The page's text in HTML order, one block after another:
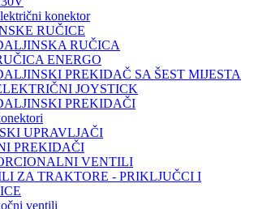
konektor
RUČICE
RUČICA
ENERGO
PREKIDAČ SA ŠEST MIJESTA
JOYSTICK
PREKIDAČI
UPRAVLJAČI
PREKIDAČI
VENTILI
ZA TRAKTORE - PRIKLJUČCI I
ventili